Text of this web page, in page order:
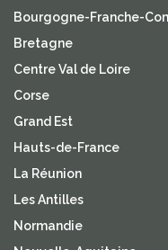
Bourgogne-Franche-
Bretagne
Centre Val de Loire
Corse
Grand Est
Hauts-de-France
La Réunion
Les Antilles
Normandie